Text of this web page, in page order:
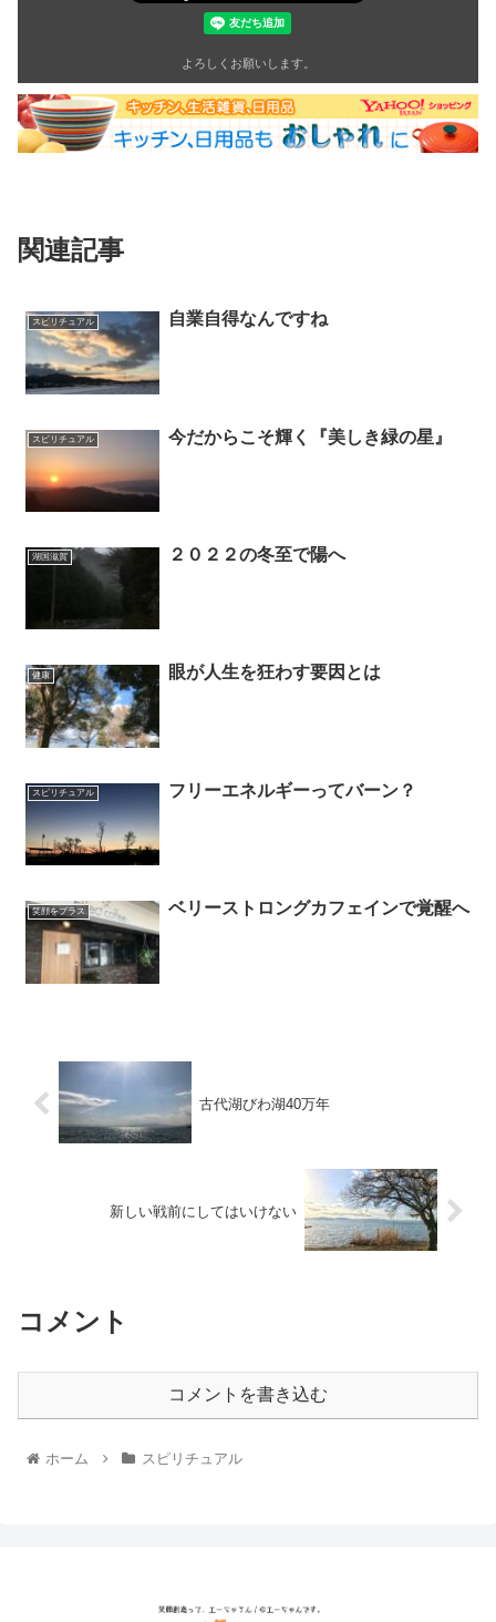
よろしくお願いします。
関連記事
スピリチュアル 自業自得なんですね
スピリチュアル 今だからこそ輝く『美しき緑の星』
湖国滋賀 ２０２２の冬至で陽へ
健康 眼が人生を狂わす要因とは
スピリチュアル フリーエネルギーってバーン？
笑顔をプラス ベリーストロングカフェインで覚醒へ
古代湖びわ湖40万年
新しい戦前にしてはいけない
コメント
コメントを書き込む
ホーム スピリチュアル